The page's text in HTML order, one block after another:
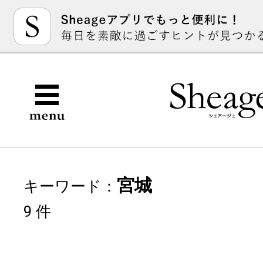
キーワード： 宮城
9 件